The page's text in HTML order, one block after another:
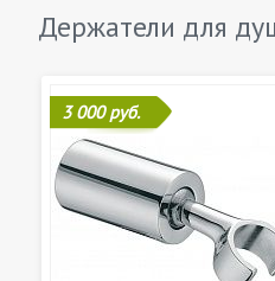
Держатели для
3 000 руб.